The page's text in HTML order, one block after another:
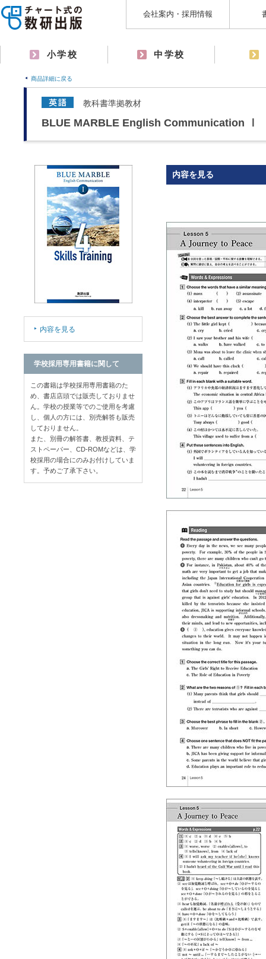
会社案内・採用情報
小学校 中学校
商品詳細に戻る
教科書準拠教材
BLUE MARBLE English Communication
内容を見る
内容を見る
学校採用専用書籍に関して
この書籍は学校採用専用書籍のた
め、書店店頭では販売しておりませ
ん。学校の授業等でのご使用を考慮
し、個人の方には、別売解答も販売
しておりません。
また、別冊の解答書、教授資料、テ
ストペーパー、CD-ROMなどは、学
校採用の場合にのみお付けしていま
す。予めご了承下さい。